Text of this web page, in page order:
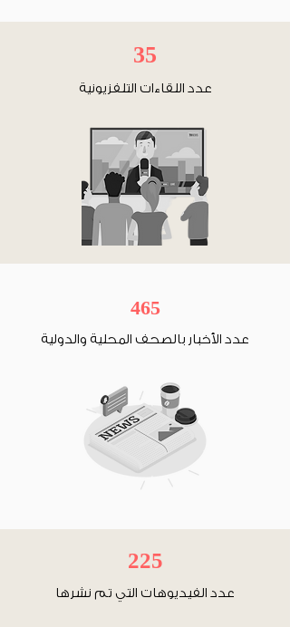
35
عدد اللقاءات التلفزيونية
465
عدد الأخبار بالصحف المحلية والدولية
225
عدد الفيديوهات التي تم نشرها